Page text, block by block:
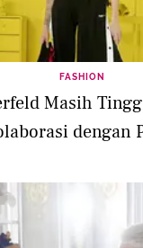
FASHION
Masih
dengan